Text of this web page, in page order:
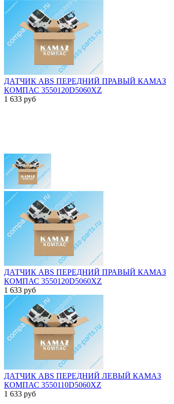
ДАТЧИК ABS ПЕРЕДНИЙ ПРАВЫЙ КАМАЗ
КОМПАС 3550120D5060XZ
1 633 руб
ДАТЧИК ABS ПЕРЕДНИЙ ПРАВЫЙ КАМАЗ
КОМПАС 3550120D5060XZ
1 633 руб
ДАТЧИК ABS ПЕРЕДНИЙ ЛЕВЫЙ КАМАЗ
КОМПАС 3550110D5060XZ
1 633 руб